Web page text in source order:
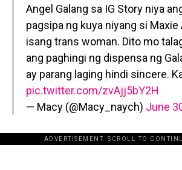
Angel Galang sa IG Story niya
pagsipa ng kuya niyang si
isang trans woman. Dito mo
ang paghingi ng dispensa ng
ay parang laging hindi sincere.
pic.twitter.com/zvAjj5bY2H
— Macy (@Macy_naych) June
ADVERTISEMENT. SCROLL TO